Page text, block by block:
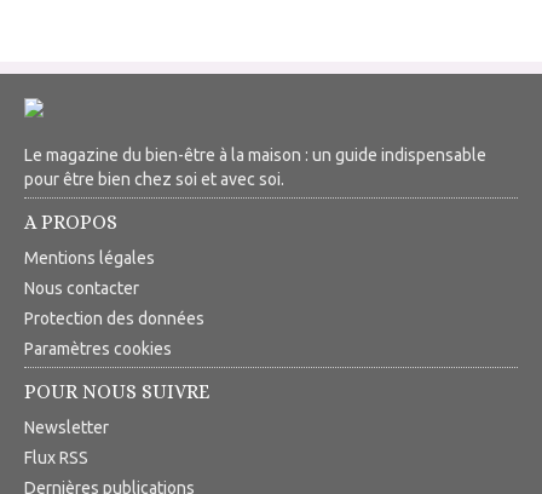
Le magazine du bien-être à la maison : un guide indispensable
pour être bien chez soi et avec soi.
A PROPOS
Mentions légales
Nous contacter
Protection des données
Paramètres cookies
POUR NOUS SUIVRE
Newsletter
Flux RSS
Dernières publications